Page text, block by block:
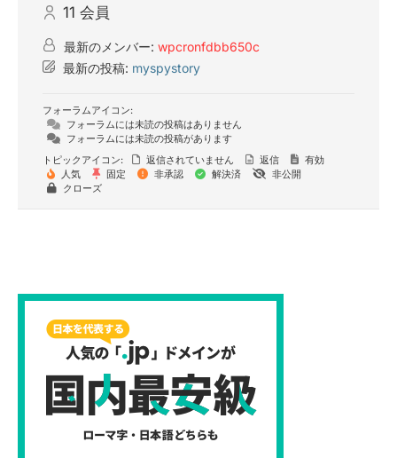
11 会員
最新のメンバー: wpcronfdbb650c
最新の投稿: myspystory
フォーラムアイコン:
フォーラムには未読の投稿はありません
フォーラムには未読の投稿があります
トピックアイコン:
返信されていません 返信
有効
人気
固定 非承認 解決済
非公開
クローズ